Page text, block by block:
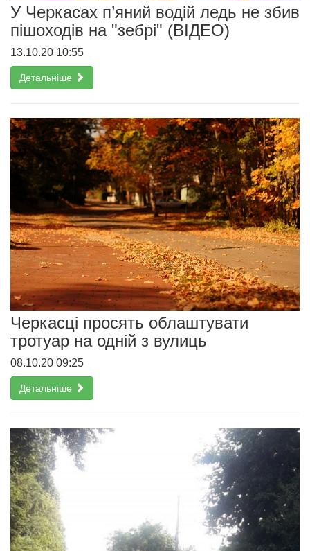
У Черкасах п’яний водій ледь не збив
пішоходів на "зебрі" (ВІДЕО)
13.10.20 10:55
Детальніше
Черкасці просять облаштувати
тротуар на одній з вулиць
08.10.20 09:25
Детальніше